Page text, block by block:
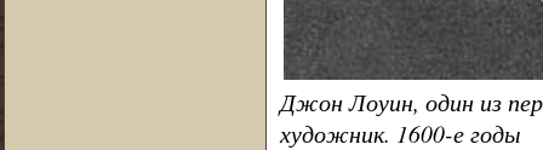
Джон Лоуин, один из
художник. 1600-е годы